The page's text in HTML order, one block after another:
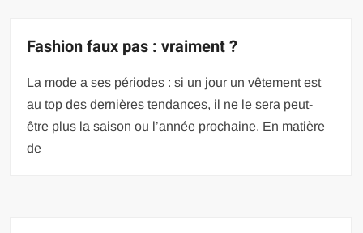
Fashion faux pas : vraiment ?
La mode a ses périodes : si un jour un vêtement est
au top des dernières tendances, il ne le sera peut-
être plus la saison ou l’année prochaine. En matière
de